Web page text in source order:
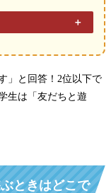
」と回答！2位以下で
生は「友だちと遊
ときはどこで